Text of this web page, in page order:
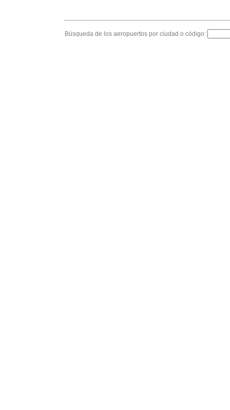
Búsqueda de los aeropuertos por ciudad o código: